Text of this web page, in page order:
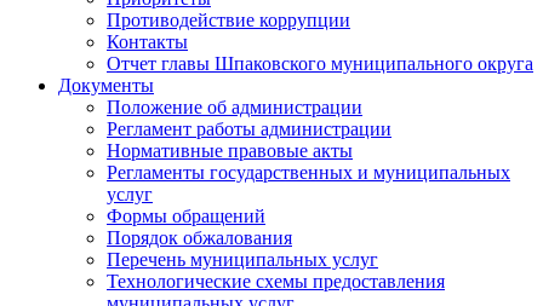
Противодействие коррупции
Контакты
Отчет главы Шпаковского муниципального округа
Документы
Положение об администрации
Регламент работы администрации
Нормативные правовые акты
Регламенты государственных и муниципальных
услуг
Формы обращений
Порядок обжалования
Перечень муниципальных услуг
Технологические схемы предоставления